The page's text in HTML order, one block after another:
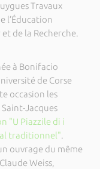
Travaux
l’Éducation
de la Recherche.
à Bonifacio
de Corse
occasion les
Jacques
"U Piazzile di i
traditionnel".
ouvrage du même
Weiss,